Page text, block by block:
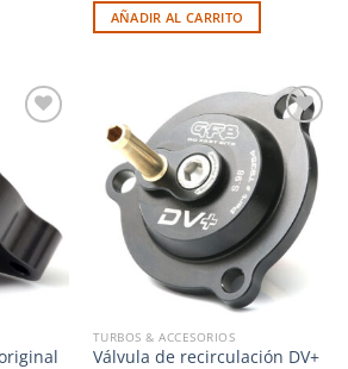
AÑADIR AL CARRITO
deseos
Añadir
a la
lista de
deseos
TURBOS & ACCESORIOS
Válvula de recirculación DV+